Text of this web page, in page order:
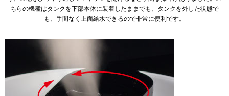
ちらの機種はタンクを下部本体に装着したままでも、タンクを外した状態で
も、手間なく上面給水できるので非常に便利です。